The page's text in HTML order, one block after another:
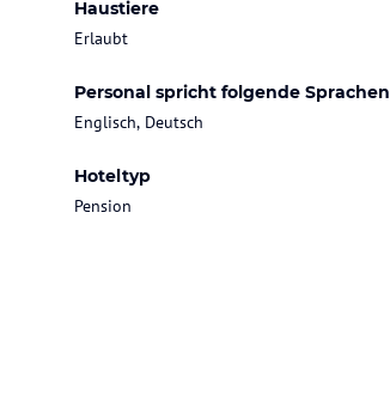
Haustiere
Erlaubt
Personal spricht folgende Sprachen
Englisch, Deutsch
Hoteltyp
Pension